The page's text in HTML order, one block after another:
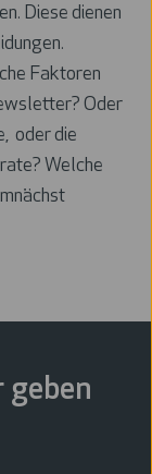
Diese dienen
Faktoren
Oder
oder die
Welche
geben